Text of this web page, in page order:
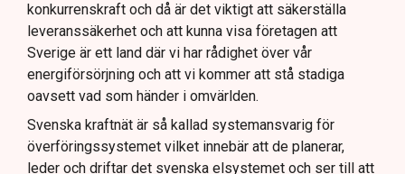
konkurrenskraft och då är det viktigt att säkerställa
leveranssäkerhet och att kunna visa företagen att
Sverige är ett land där vi har rådighet över vår
energiförsörjning och att vi kommer att stå stadiga
oavsett vad som händer i omvärlden.
Svenska kraftnät är så kallad systemansvarig för
överföringssystemet vilket innebär att de planerar,
leder och driftar det svenska elsystemet och ser till att